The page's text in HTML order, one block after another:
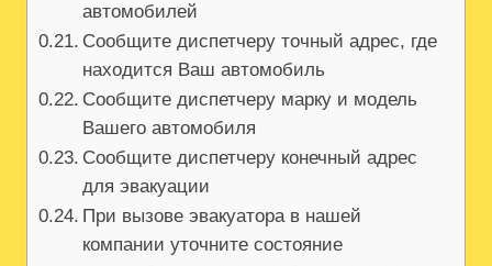
автомобилей
Сообщите диспетчеру точный адрес, где
находится Ваш автомобиль
Сообщите диспетчеру марку и модель
Вашего автомобиля
Сообщите диспетчеру конечный адрес
для эвакуации
При вызове эвакуатора в нашей
компании уточните состояние